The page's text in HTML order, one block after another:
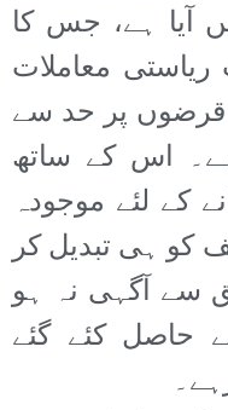
آیا ہے، جس کا
معاملات
قرضوں پر حد سے
اس کے ساتھ
کے لئے موجودہ
کو ہی تبدیل کر
سے آگہی نہ ہو
حاصل کئے گئے